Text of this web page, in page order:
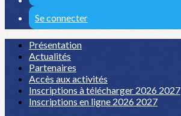
Se connecter
Présentation
Actualités
Partenaires
Accès aux activités
Inscriptions à télécharger 2026 2027
Inscriptions en ligne 2026 2027